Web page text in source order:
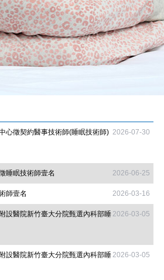
2026-07-30
心徵契約醫事技術師(睡眠技術師)
2026-06-25
睡眠技術師壹名
2026-03-16
師壹名
2026-03-05
設醫院新竹臺大分院甄選內科部睡
2026-03-05
設醫院新竹臺大分院甄選內科部睡